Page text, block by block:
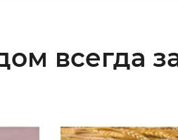
всегда